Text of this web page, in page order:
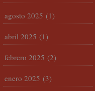
agosto 2025 (1)
abril 2025 (1)
febrero 2025 (2)
enero 2025 (3)